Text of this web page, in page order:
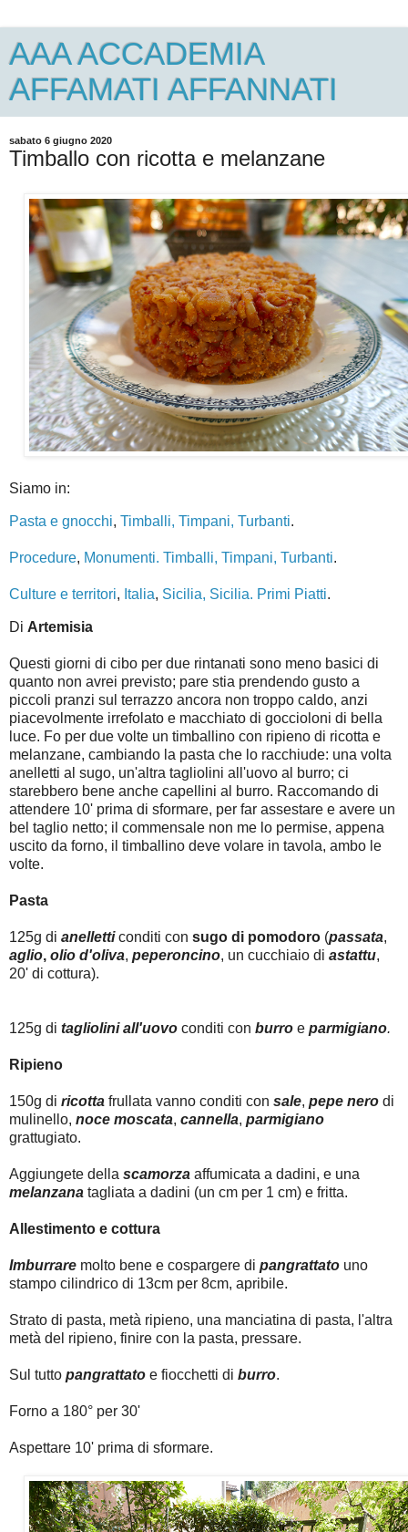
AAA ACCADEMIA
AFFAMATI AFFANNATI
sabato 6 giugno 2020
Timballo con ricotta e melanzane
Siamo in:
Pasta e gnocchi, Timballi, Timpani, Turbanti.
Procedure, Monumenti. Timballi, Timpani, Turbanti.
Culture e territori, Italia, Sicilia, Sicilia. Primi Piatti.
Di Artemisia
Questi giorni di cibo per due rintanati sono meno basici di
quanto non avrei previsto; pare stia prendendo gusto a
piccoli pranzi sul terrazzo ancora non troppo caldo, anzi
piacevolmente irrefolato e macchiato di goccioloni di bella
luce. Fo per due volte un timballino con ripieno di ricotta e
melanzane, cambiando la pasta che lo racchiude: una volta
anelletti al sugo, un'altra tagliolini all'uovo al burro; ci
starebbero bene anche capellini al burro. Raccomando di
attendere 10' prima di sformare, per far assestare e avere un
bel taglio netto; il commensale non me lo permise, appena
uscito da forno, il timballino deve volare in tavola, ambo le
volte.
Pasta
125g di anelletticonditi con sugo di pomodoro (passata,
aglio, olio d'oliva, peperoncino, un cucchiaio di astattu,
20' di cottura).
125g di tagliolini all'uovo conditi con burro e parmigiano.
Ripieno
150g di ricotta frullata vanno conditi con sale, pepe nero di
mulinello, noce moscata, cannella, parmigiano
grattugiato.
Aggiungete della scamorza affumicata a dadini, e una
melanzana tagliata a dadini (un cm per 1 cm) e fritta.
Allestimento e cottura
Imburrare molto bene e cospargere di pangrattato uno
stampo cilindrico di 13cm per 8cm, apribile.
Strato di pasta, metà ripieno, una manciatina di pasta, l'altra
metà del ripieno, finire con la pasta, pressare.
Sul tutto pangrattato e fiocchetti di burro.
Forno a 180° per 30'
Aspettare 10' prima di sformare.